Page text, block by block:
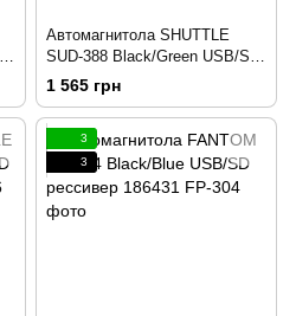
Автомагнитола SHUTTLE
SUD-388 Black/Green USB/SD
рессивер 184010
1 565 грн
3
3